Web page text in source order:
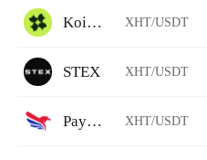
Koi Finance XHT/USDT
STEX XHT/USDT
PayBito XHT/USDT